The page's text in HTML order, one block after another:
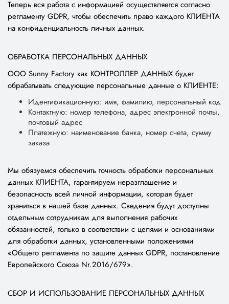
Теперь вся работа с информацией осуществляется согласно
регламенту GDPR, чтобы обеспечить право каждого КЛИЕНТА
на конфиденциальность личных данных.
ОБРАБОТКА ПЕРСОНАЛЬНЫХ ДАННЫХ
ООО Sunny Factory как КОНТРОЛЛЕР ДАННЫХ будет
обрабатывать следующие персональные данные о КЛИЕНТЕ:
Идентификационную: имя, фамилию, персональный код
Контактную: номер телефона, адрес электронной почты,
почтовый адрес
Платежную: наименование банка, номер счета, сумму
заказа
Мы обязуемся обеспечить точность обработки персональных
данных КЛИЕНТА, гарантируем неразглашение и
безопасность всей личной информации, которая будет
храниться в нашей базе данных. Сведения будут доступны
отдельным сотрудникам для выполнения рабочих
обязанностей, только в соответствии с целями и основаниями
для обработки данных, установленными положениями
«Общего регламента по защите данных GDPR, постановление
Европейского Союза Nr.2016/679».
СБОР И ИСПОЛЬЗОВАНИЕ ПЕРСОНАЛЬНЫХ ДАННЫХ